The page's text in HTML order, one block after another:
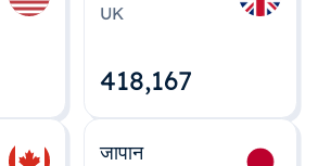
UK
418,167
जापान